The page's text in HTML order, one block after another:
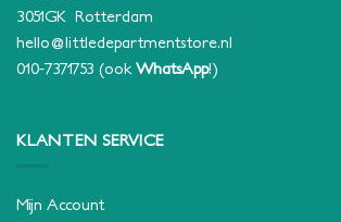
3051GK Rotterdam
hello@littledepartmentstore.nl
010-7371753 (ook WhatsApp!)
KLANTEN SERVICE
Mijn Account